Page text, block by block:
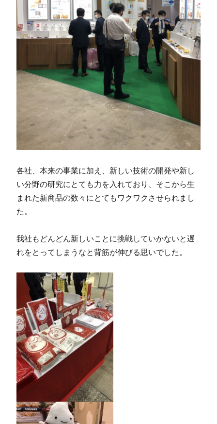
各社、本来の事業に加え、新しい技術の開発や新し
い分野の研究にとても力を入れており、そこから生
まれた新商品の数々にとてもワクワクさせられまし
た。
我社もどんどん新しいことに挑戦していかないと遅
れをとってしまうなと背筋が伸びる思いでした。